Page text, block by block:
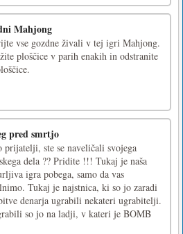
Mahjong
vse gozdne živali v tej igri Mahjong.
ploščice v parih enakih in odstranite
pred smrtjo
ste se naveličali svojega
dela ?? Pridite !!! Tukaj je naša
igra pobega, samo da vas
Tukaj je najstnica, ki so jo zaradi
denarja ugrabili nekateri ugrabitelji.
so jo na ladji, v kateri je BOMB